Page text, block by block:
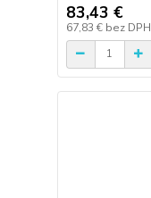
83,43 €
67,83 € bez DPH